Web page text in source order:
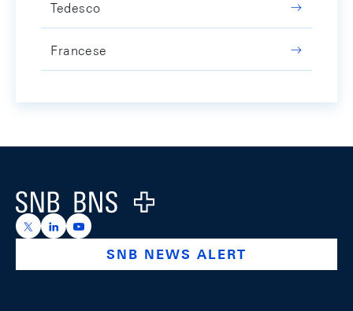
Tedesco
Francese
Logo
https://x.com/snb_bns
https://ch.linkedin.com/company/swiss-national-
https://www.youtube.com/@swissnationalbank
SNB NEWS ALERT